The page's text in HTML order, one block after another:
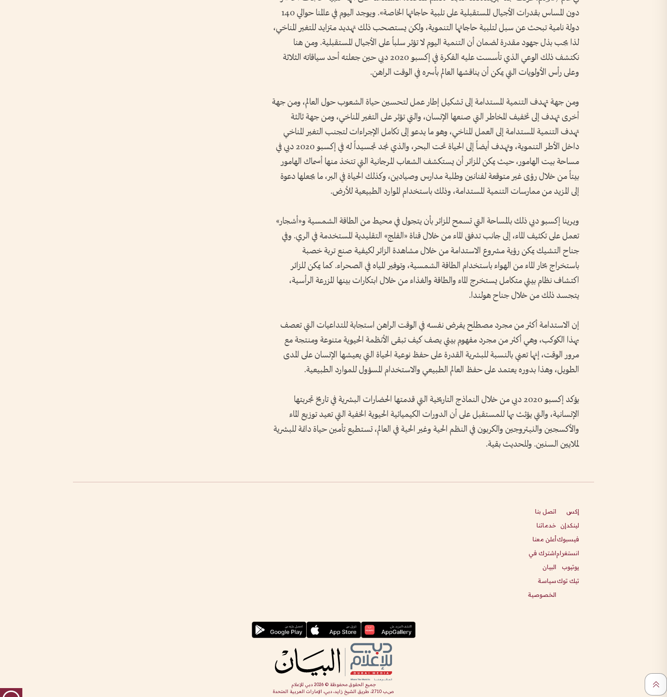
دون المساس بقدرات الأجيال المستقبلية على تلبية حاجاتها الخاصة». ويوجد اليوم في عالمنا حوالي 140
دولة نامية تبحث عن سبل لتلبية حاجاتها التنموية، ولكن يستصحب ذلك تهديد متزايد للتغير المناخي،
لذا يجب بذل جهود مقدرة لضمان أن التنمية اليوم لا تؤثر سلباً على الأجيال المستقبلية. ومن هنا
نكتشف ذلك الوعي الذي تأسست عليه الفكرة في إكسبو 2020 دبي حين جعلته أحد سياقاته الثلاثة
وعلى رأس الأولويات التي يمكن أن يناقشها العالم بأسره في الوقت الراهن.
ومن جهة تهدف التنمية المستدامة إلى تشكيل إطار عمل لتحسين حياة الشعوب حول العالم، ومن جهة
أخرى تهدف إلى تخفيف المخاطر التي صنعها الإنسان، والتي تؤثر على التغير المناخي، ومن جهة ثالثة
تهدف التنمية المستدامة إلى العمل المناخي، وهو ما يدعو إلى تكامل الإجراءات لتجنب التغير المناخي
داخل الأطر التنموية، وتهدف أيضاً إلى الحياة تحت البحر، والذي نجد تجسيداً له في إكسبو 2020 دبي في
مساحة بيت الهامور، حيث يمكن للزائر أن يستكشف الشعاب المرجانية التي تتخذ منها أسماك الهامور
بيتاً من خلال رؤى غير متوقعة لفنانين وطلبة مدارس وصيادين، وكذلك الحياة في البر، ما يجعلها دعوة
إلى المزيد من ممارسات التنمية المستدامة، وذلك باستخدام الموارد الطبيعية للأرض.
ويرينا إكسبو دبي ذلك بالمساحة التي تسمح للزائر بأن يتجول في محيط من الطاقة الشمسية و«أشجار»
تعمل على تكثيف الماء، إلى جانب تدفق الماء من خلال قناة «الفلج» التقليدية المستخدمة في الري. وفي
جناح التشيك يمكن رؤية مشروع الاستدامة من خلال مشاهدة الزائر لكيفية صنع تربة خصبة
باستخراج بخار الماء من الهواء باستخدام الطاقة الشمسية، وتوفير المياه في الصحراء. كما يمكن للزائر
اكتشاف نظام بيئي متكامل يستخرج الماء والطاقة والغذاء من خلال ابتكارات بينها المزرعة الرأسية،
يتجسد ذلك من خلال جناح هولندا.
إن الاستدامة أكثر من مجرد مصطلح يفرض نفسه في الوقت الراهن استجابة للتداعيات التي تعصف
بهذا الكوكب، وهي أكثر من مجرد مفهوم بيئي يصف كيف تبقى الأنظمة الحيوية متنوعة ومنتجة مع
مرور الوقت، إنها تعني بالنسبة للبشرية القدرة على حفظ نوعية الحياة التي يعيشها الإنسان على المدى
الطويل، وهذا بدوره يعتمد على حفظ العالم الطبيعي والاستخدام المسؤول للموارد الطبيعية.
يؤكد إكسبو 2020 دبي من خلال النماذج التاريخية التي قدمتها الحضارات البشرية في تاريخ تجربتها
الإنسانية، والتي يؤثث بها للمستقبل على أن الدورات الكيميائية الحيوية الخفية التي تعيد توزيع الماء
والأكسجين والنيتروجين والكربون في النظم الحية وغير الحية في العالم، تستطيع تأمين حياة دائمة للبشرية
لملايين السنين. وللحديث بقية.
إكس
لينكدإن
فيسبوك
انستغرام
يوتيوب
تيك توك
اتصل بنا
خدماتنا
أعلن معنا
اشترك في
البيان
سياسة
الخصوصية
جميع الحقوق محفوظة ©2026 دبي للإعلام
ص.ب 2710، طريق الشيخ زايد، دبي، الإمارات العربية المتحدة